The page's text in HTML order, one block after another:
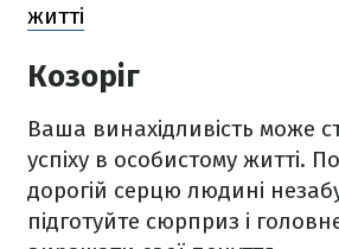
житті
Козоріг
Ваша винахідливість може
успіху в особистому житті.
дорогій серцю людині
підготуйте сюрприз і